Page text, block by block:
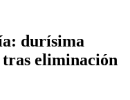
durísima
eliminación